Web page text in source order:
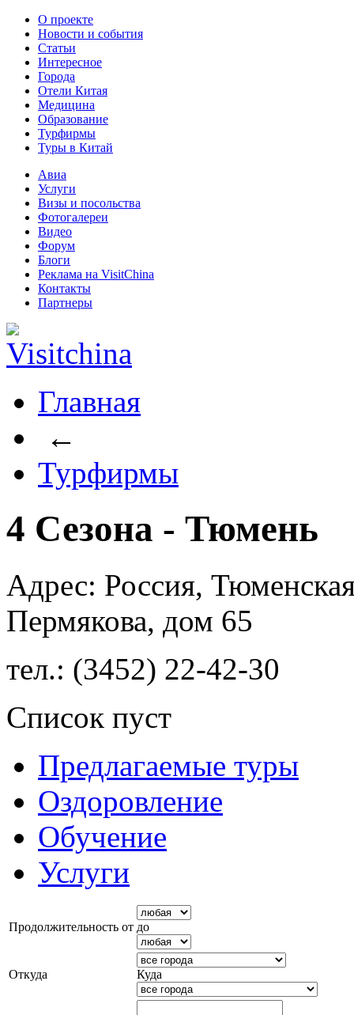
О проекте
Новости и события
Статьи
Интересное
Города
Отели Китая
Медицина
Образование
Турфирмы
Туры в Китай
Авиа
Услуги
Визы и посольства
Фотогалереи
Видео
Форум
Блоги
Реклама на VisitChina
Контакты
Партнеры
Главная
←
Турфирмы
4 Сезона - Тюмень
Адрес: Россия,
Пермякова, дом 65
тел.: (3452) 22-42-30
Список пуст
Предлагаемые туры
Оздоровление
Обучение
Услуги
Продолжительность от до
Откуда Куда